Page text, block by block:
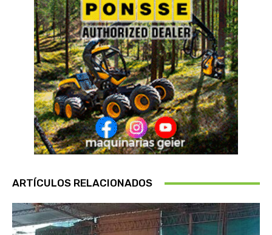
ARTÍCULOS RELACIONADOS